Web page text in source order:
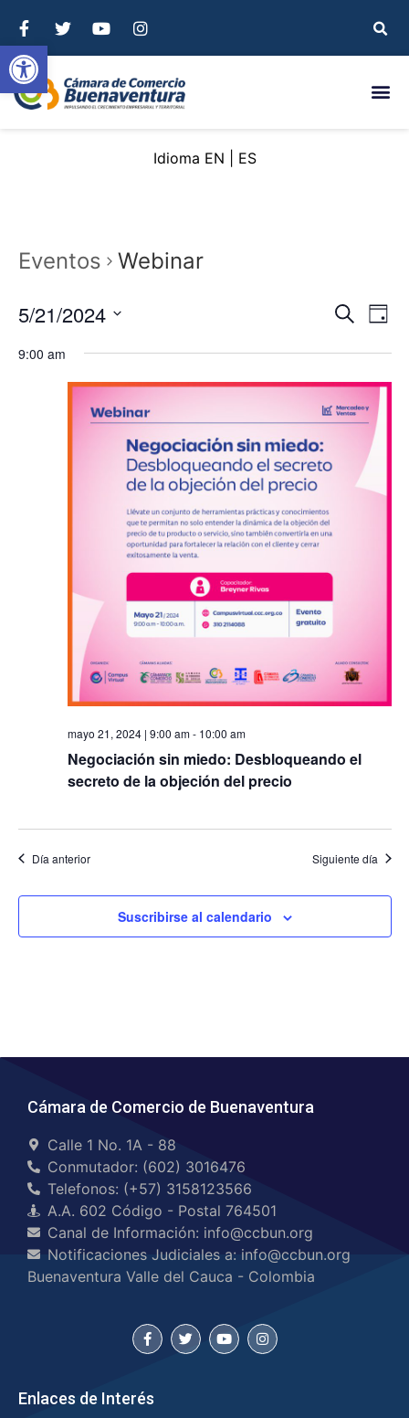
Abrir barra de herramientas
EN ES
Eventos Webinar
de
y
de
Buscar
de
Day
5/21/2024
fecha.
9:00 am
mayo 21, 2024 | 9:00 am- 10:00 am
Negociación sin miedo: Desbloqueando el
secreto de la objeción del precio
Día anterior Siguiente día
Suscribirse al calendario
Enlaces de Interés
Cámara de Comercio de Buenaventura
Calle 1 No. 1A - 88
Conmutador: (602) 3016476
Telefonos: (+57) 3158123566
A.A. 602 Código - Postal 764501
Canal de Información: info@ccbun.org
Notificaciones Judiciales a: info@ccbun.org
Buenaventura Valle del Cauca - Colombia